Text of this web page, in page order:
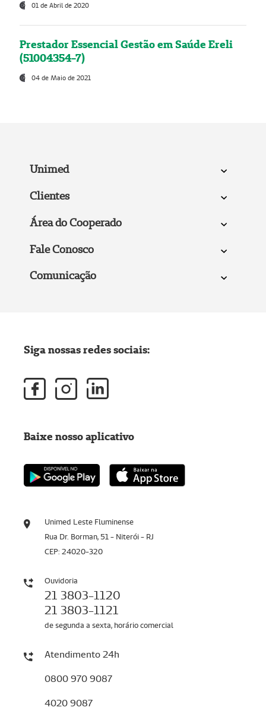
01 de Abril de 2020
Prestador Essencial Gestão em Saúde Ereli
(51004354-7)
04 de Maio de 2021
Unimed
Clientes
Área do Cooperado
Fale Conosco
Comunicação
Unimed Leste Fluminense
Rua Dr. Borman, 51 - Niterói - RJ
CEP: 24020-320
Ouvidoria
21 3803-1120
21 3803-1121
de segunda a sexta, horário comercial
Atendimento 24h
0800 970 9087
4020 9087
Siga nossas redes sociais:
Baixe nosso aplicativo